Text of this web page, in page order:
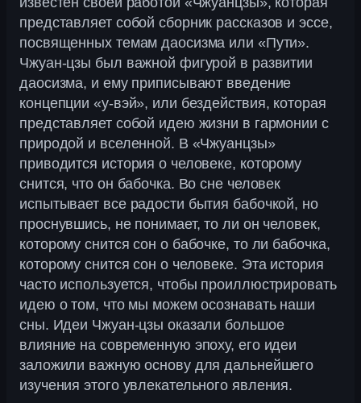
представляет собой сборник рассказов и эссе,
посвященных темам даосизма или «Пути».
Чжуан-цзы был важной фигурой в развитии
даосизма, и ему приписывают введение
концепции «у-вэй», или бездействия, которая
представляет собой идею жизни в гармонии с
природой и вселенной. В «Чжуанцзы»
приводится история о человеке, которому
снится, что он бабочка. Во сне человек
испытывает все радости бытия бабочкой, но
проснувшись, не понимает, то ли он человек,
которому снится сон о бабочке, то ли бабочка,
которому снится сон о человеке. Эта история
часто используется, чтобы проиллюстрировать
идею о том, что мы можем осознавать наши
сны. Идеи Чжуан-цзы оказали большое
влияние на современную эпоху, его идеи
заложили важную основу для дальнейшего
изучения этого увлекательного явления.